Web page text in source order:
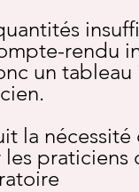
rendu
un
la
les praticiens